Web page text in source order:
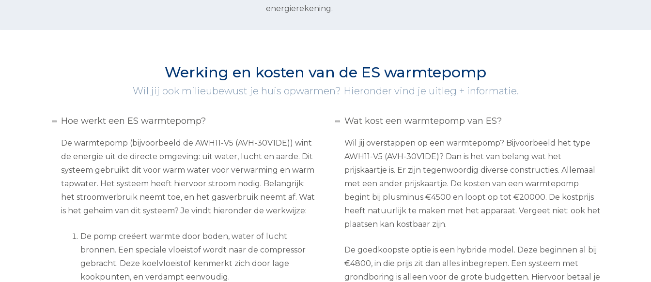
energierekening.
Werking en kosten van de ES warmtepomp
Wil jij ook milieubewust je huis opwarmen? Hieronder vind je uitleg + informatie.
Hoe werkt een ES warmtepomp?
De warmtepomp (bijvoorbeeld de AWH11-V5 (AVH-30V1DE)) wint
de energie uit de directe omgeving: uit water, lucht en aarde. Dit
systeem gebruikt dit voor warm water voor verwarming en warm
tapwater. Het systeem heeft hiervoor stroom nodig. Belangrijk:
het stroomverbruik neemt toe, en het gasverbruik neemt af. Wat
is het geheim van dit systeem? Je vindt hieronder de werkwijze:
De pomp creëert warmte door boden, water of lucht
bronnen. Een speciale vloeistof wordt naar de compressor
gebracht. Deze koelvloeistof kenmerkt zich door lage
kookpunten, en verdampt eenvoudig.
Wat kost een warmtepomp van ES?
Wil jij overstappen op een warmtepomp? Bijvoorbeeld het type
AWH11-V5 (AVH-30V1DE)? Dan is het van belang wat het
prijskaartje is. Er zijn tegenwoordig diverse constructies. Allemaal
met een ander prijskaartje. De kosten van een warmtepomp
begint bij plusminus €4500 en loopt op tot €20000. De kostprijs
heeft natuurlijk te maken met het apparaat. Vergeet niet: ook het
plaatsen kan kostbaar zijn.
De goedkoopste optie is een hybride model. Deze beginnen al bij
€4800, in die prijs zit dan alles inbegrepen. Een systeem met
grondboring is alleen voor de grote budgetten. Hiervoor betaal je